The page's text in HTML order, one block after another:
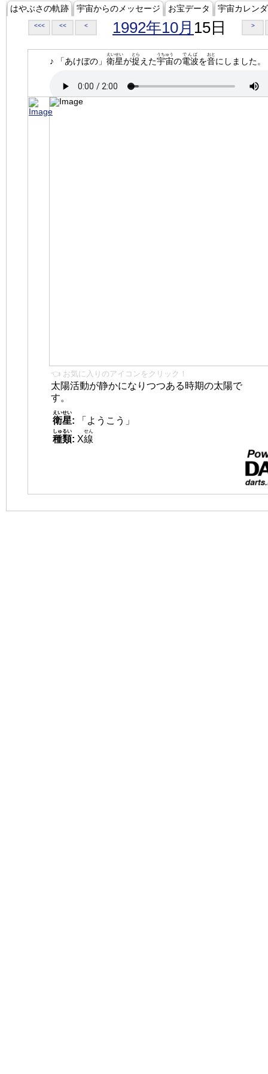
はやぶさの軌跡 宇宙からのメッセージ お宝データ 宇宙カレン
<<< << < 1992年10月 15日 >
♪ 「あけぼの」 衛星
えいせい
が捉
とら
えた宇宙
うちゅう
の電波
でんぱ
を音
おと
にしました。
👈 お気に入りのアイコンをクリック！
太陽活動が静かになりつつある時期の太陽で
す。
衛星
えいせい
:
「ようこう」
種類
しゅるい
: X線
せん